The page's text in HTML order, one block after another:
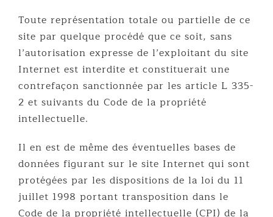
Toute représentation totale ou partielle de ce
site par quelque procédé que ce soit, sans
l’autorisation expresse de l’exploitant du site
Internet est interdite et constituerait une
contrefaçon sanctionnée par les article L 335-
2 et suivants du Code de la propriété
intellectuelle.
Il en est de même des éventuelles bases de
données figurant sur le site Internet qui sont
protégées par les dispositions de la loi du 11
juillet 1998 portant transposition dans le
Code de la propriété intellectuelle (CPI) de la